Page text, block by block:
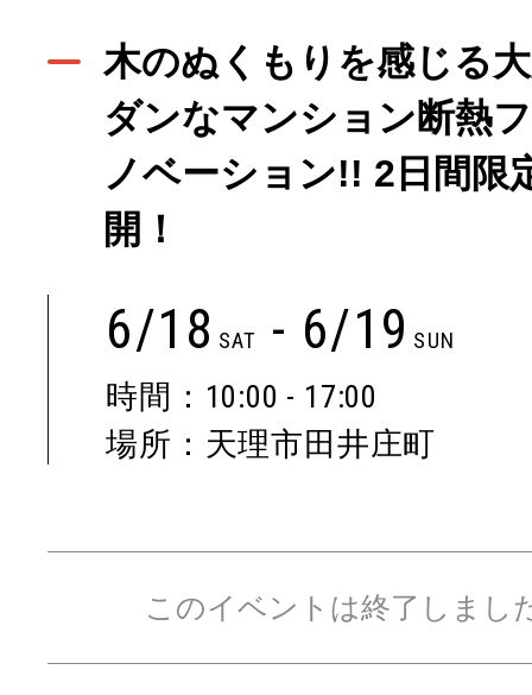
木のぬくもりを感じる
ダンなマンション断熱
ノベーション!! 2日間限
開！
6/18 SAT - 6/19 SUN
時間：10:00 - 17:00
場所：天理市田井庄町
このイベントは終了しまし